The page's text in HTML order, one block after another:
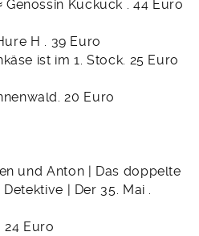
Genossin Kuckuck . 44 Euro
H . 39 Euro
ist im 1. Stock. 25 Euro
20 Euro
und Anton | Das doppelte
| Der 35. Mai .
24 Euro